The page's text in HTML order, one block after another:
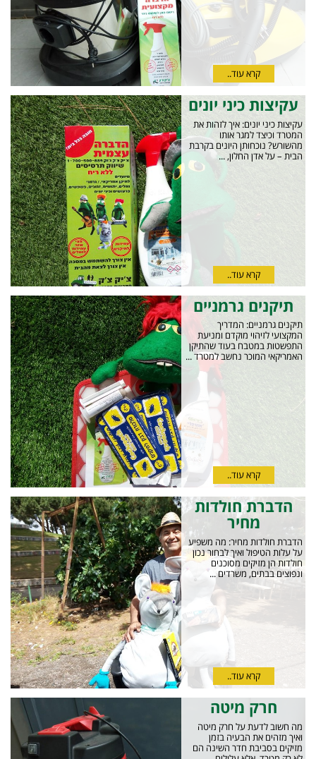
קרא עוד..
עקיצות כיני יונים
עקיצות כיני יונים: איך לזהות את
המטרד וכיצד למגר אותו
מהשורש? נוכחותן היונים בקרבת
הבית – על אדן החלון, ...
קרא עוד..
תיקנים גרמניים
תיקנים גרמניים: המדריך
המקצועי לזיהוי מוקדם ומניעת
התפשטות במטבח בעוד שהתיקן
האמריקאי המוכר נחשב למטרד ...
קרא עוד..
הדברת חולדות
מחיר
הדברת חולדות מחיר: מה משפיע
על עלות הטיפול ואיך לבחור נכון
חולדות הן מזיקים מסוכנים
ונפוצים בבתים, משרדים ...
קרא עוד..
חרק מיטה
מה חשוב לדעת על חרק מיטה
ואיך מזהים את הבעיה בזמן
מזיקים בסביבת חדר השינה הם